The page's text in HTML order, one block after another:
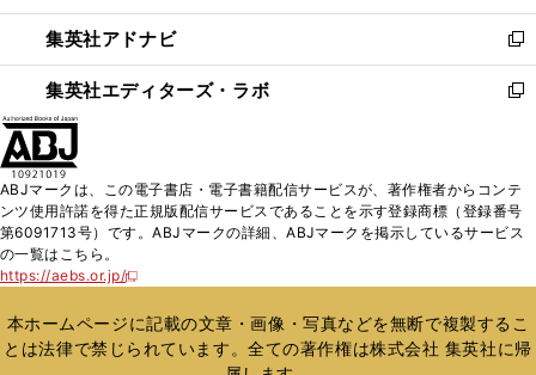
開
く
ウ
で
開
く
ン
ド
ウ
で
ウ
ィ
ン
ド
く
集英社アドナビ
新
し
い
ド
ウ
で
集英社エディターズ・ラボ
新
ィ
ン
ド
開
く
ABJマークは、この電子書店・電子書籍配信サービスが、著作権者からコンテ
ンツ使用許諾を得た正規版配信サービスであることを示す登録商標（登録番号
第6091713号）です。ABJマークの詳細、ABJマークを掲示しているサービス
の一覧はこちら。
https://aebs.or.jp/
新
い
ウ
ィ
本ホームページに記載の文章・画像・写真などを無断で複製するこ
とは法律で禁じられています。全ての著作権は株式会社 集英社に帰